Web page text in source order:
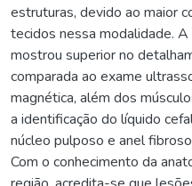
estruturas, devido ao maior
tecidos nessa modalidade.
mostrou superior no
comparada ao exame
magnética, além dos
a identificação do líquido
núcleo pulposo e anel
Com o conhecimento da